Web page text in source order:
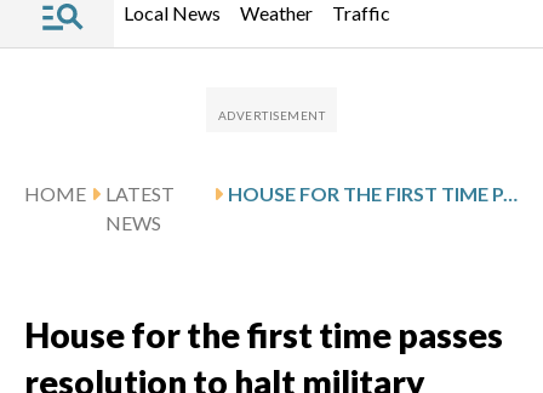
Local News Weather Traffic
HOME
LATEST
NEWS
HOUSE FOR THE FIRST TIME PASSES RESOLUTION TO HALT MILITARY ACTION AGAINST IRAN IN REBUKE OF TRUMP’S WAR
House for the first time passes
resolution to halt military